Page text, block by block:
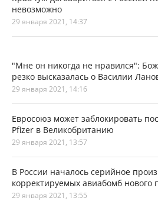
невозможно
29 января 2021, 14:37
"Мне он никогда не нравился":
резко высказалась о Василии
29 января 2021, 14:16
Евросоюз может заблокировать
Pfizer в Великобританию
29 января 2021, 13:57
В России началось серийное
корректируемых авиабомб нового
29 января 2021, 13:55